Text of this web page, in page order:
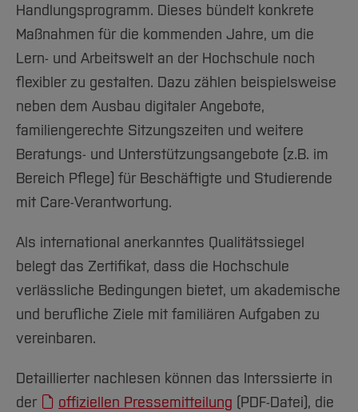
Handlungsprogramm. Dieses bündelt konkrete
Maßnahmen für die kommenden Jahre, um die
Lern- und Arbeitswelt an der Hochschule noch
flexibler zu gestalten. Dazu zählen beispielsweise
neben dem Ausbau digitaler Angebote,
familiengerechte Sitzungszeiten und weitere
Beratungs- und Unterstützungsangebote (z.B. im
Bereich Pflege) für Beschäftigte und Studierende
mit Care-Verantwortung.
Als international anerkanntes Qualitätssiegel
belegt das Zertifikat, dass die Hochschule
verlässliche Bedingungen bietet, um akademische
und berufliche Ziele mit familiären Aufgaben zu
vereinbaren.
Detaillierter nachlesen können das Interssierte in
der
offiziellen Pressemitteilung (PDF-Datei), die